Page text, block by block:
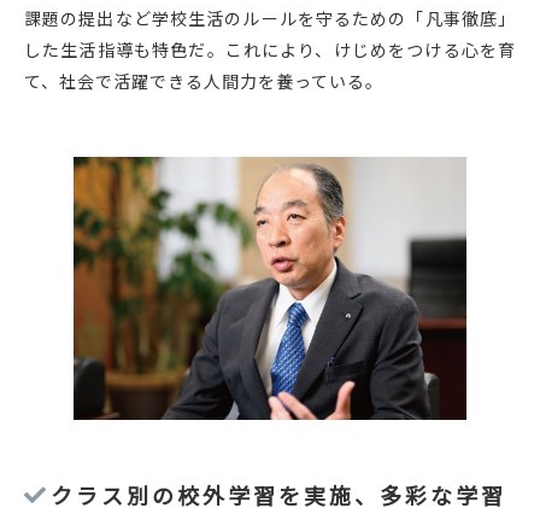
課題の提出など学校生活のルールを守るための「凡事徹底」
した生活指導も特色だ。これにより、けじめをつける心を育
て、社会で活躍できる人間力を養っている。
クラス別の校外学習を実施、多彩な学習